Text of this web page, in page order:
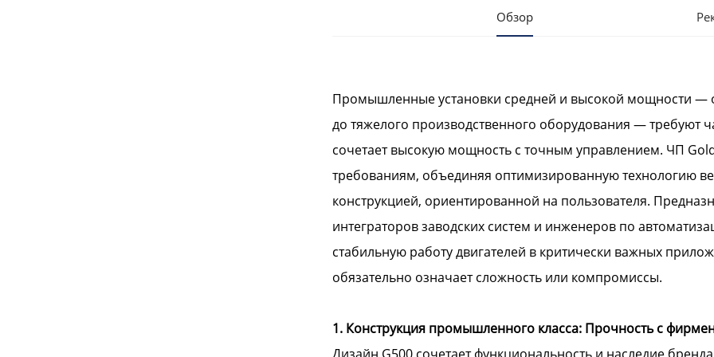
Обзор
Промышленные установки средней и высокой мощности —
до тяжелого производственного оборудования — требуют
сочетает высокую мощность с точным управлением. ЧП
требованиям, объединяя оптимизированную технологию
конструкцией, ориентированной на пользователя.
интеграторов заводских систем и инженеров по
стабильную работу двигателей в критически важных
обязательно означает сложность или компромиссы.
1. Конструкция промышленного класса: Прочность с